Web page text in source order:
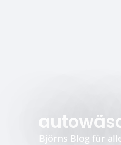
Björns Blog für